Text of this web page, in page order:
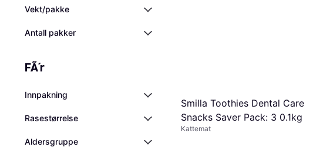
Vekt/pakke
Antall pakker
FÃ´r
Innpakning
Rasestørrelse
Aldersgruppe
Smilla Toothies Dental Care
Snacks Saver Pack: 3 0.1kg
Kattemat